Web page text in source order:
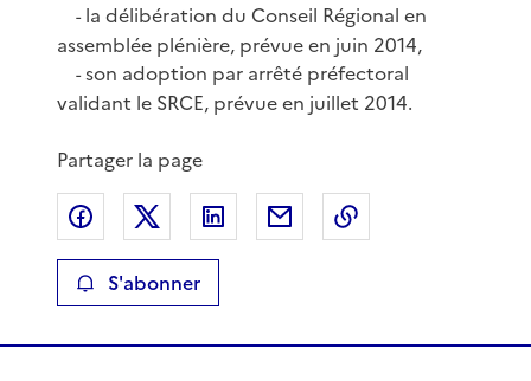
-la délibération du Conseil Régional en
assemblée plénière, prévue en juin 2014,
-son adoption par arrêté préfectoral
validant le SRCE, prévue en juillet 2014.
Partager la page
Partager sur Facebook
Partager sur XPartager sur LinkedIn
Partager par email
S'abonner